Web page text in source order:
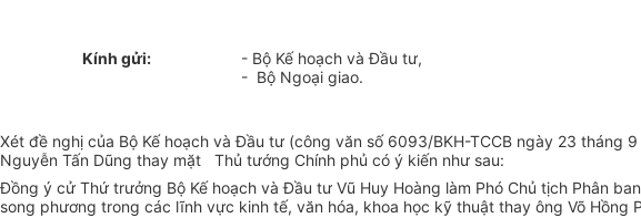
Kính gửi:
- Bộ Kế hoạch và Đầu tư,
- Bộ Ngoại giao.
Xét đề nghị của Bộ Kế hoạch và Đầu tư (công văn số 6093/BKH-TCCB ngày 23
Nguyễn Tấn Dũng thay mặt Thủ tướng Chính phủ có ý kiến như sau:
Đồng ý cử Thứ trưởng Bộ Kế hoạch và Đầu tư Vũ Huy Hoàng làm Phó Chủ tịch Phân
song phương trong các lĩnh vực kinh tế, văn hóa, khoa học kỹ thuật thay ông Võ Hồng